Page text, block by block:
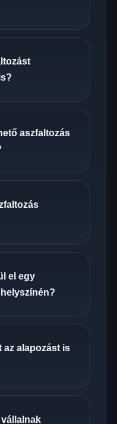
aszfaltozás
el egy
az alapozást is